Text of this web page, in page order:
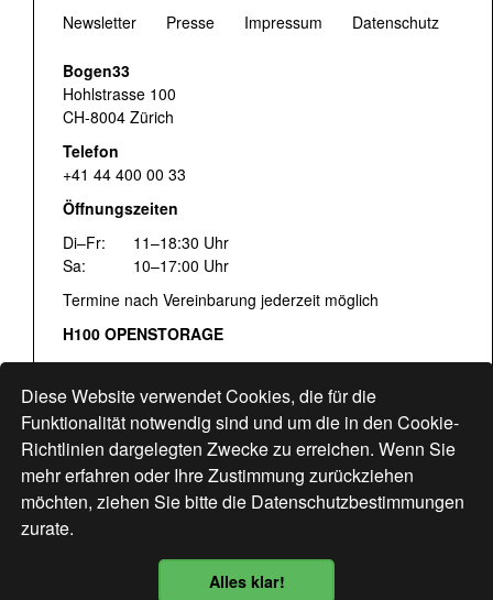
Diese Website verwendet Cookies, die für die
Funktionalität notwendig sind und um die in den Cookie-
Richtlinien dargelegten Zwecke zu erreichen. Wenn Sie
mehr erfahren oder Ihre Zustimmung zurückziehen
möchten, ziehen Sie bitte die Datenschutzbestimmungen
zurate.
Alles klar!
Newsletter Presse Impressum Datenschutz
Bogen33
Hohlstrasse 100
CH-8004 Zürich
Telefon
+41 44 400 00 33
Öffnungszeiten
Di–Fr:
11–18:30 Uhr
Sa:
10–17:00 Uhr
Termine nach Vereinbarung jederzeit möglich
H100 OPENSTORAGE
Fr:
16:00–18:30 Uhr
Sa: 12:00–17:00 Uhr
Hohlstrasse 122
www.bogen33.ch